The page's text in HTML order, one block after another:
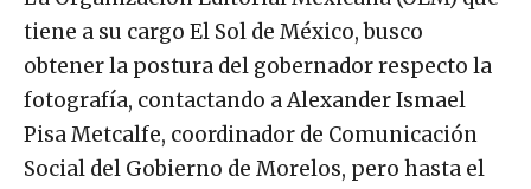
tiene a su cargo El Sol de México, busco
obtener la postura del gobernador respecto la
fotografía, contactando a Alexander Ismael
Pisa Metcalfe, coordinador de Comunicación
Social del Gobierno de Morelos, pero hasta el